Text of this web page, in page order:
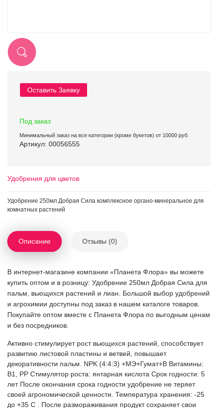
Оставить Заявку
Под заказ
Минимальный заказ на все категории (кроме букетов) от 10000 руб.
Артикул: 00056555
Удобрения для цветов
Удобрение 250мл Добрая Сила комплексное органо-минеральное для
комнатных растений
Описание Отзывы (0)
В интернет-магазине компании «Планета Флора» вы можете
купить оптом и в розницу: Удобрение 250мл Добрая Сила для
пальм, вьющихся растений и лиан. Большой выбор удобрений
и агрохимии доступны под заказ в нашем каталоге товаров.
Покупайте оптом вместе с Планета Флора по выгодным ценам
и без посредников.
Активно стимулирует рост вьющихся растений, способствует
развитию листовой пластины и ветвей, повышает
декоративности пальм. NPK (4:4:3) +МЭ+Гумат+В Витамины:
B1, PP Стимулятор роста: янтарная кислота Cрок годности: 5
лет После окончания срока годности удобрение не теряет
своей агрономической ценности. Температура хранения: -25
до +35 С . После размораживания продукт сохраняет свои